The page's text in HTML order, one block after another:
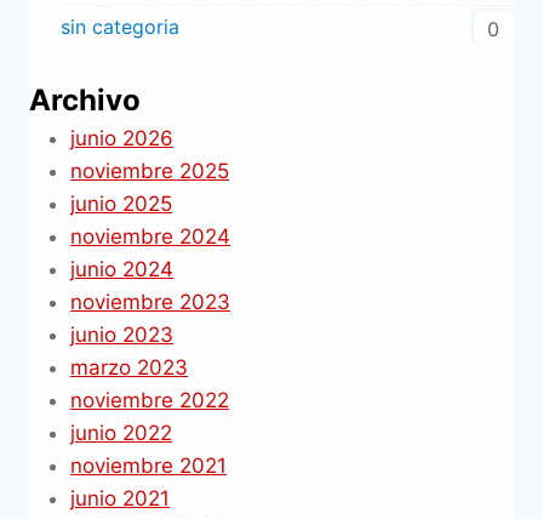
sin categoria
0
Archivo
junio 2026
noviembre 2025
junio 2025
noviembre 2024
junio 2024
noviembre 2023
junio 2023
marzo 2023
noviembre 2022
junio 2022
noviembre 2021
junio 2021